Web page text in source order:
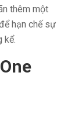
thêm một
hạn chế sự
kể.